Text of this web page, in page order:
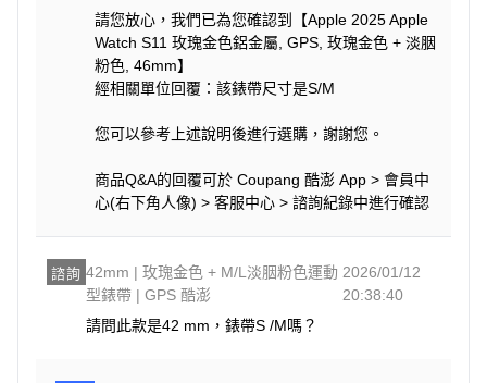
請您放心，我們已為您確認到【Apple 2025 Apple
Watch S11 玫瑰金色鋁金屬, GPS, 玫瑰金色 + 淡胭
粉色, 46mm】
經相關單位回覆：該錶帶尺寸是S/M
您可以參考上述說明後進行選購，謝謝您。
商品Q&A的回覆可於 Coupang 酷澎 App > 會員中
心(右下角人像) > 客服中心 > 諮詢紀錄中進行確認
諮詢 42mm | 玫瑰金色 + M/L淡胭粉色運動
型錶帶 | GPS 酷澎
2026/01/12
20:38:40
請問此款是42 mm，錶帶S /M嗎？